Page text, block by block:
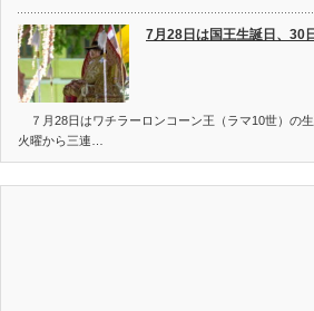
7月28日は国王生誕日、30
７月28日はワチラーロンコーン王（ラマ10世）の
火曜から三連…